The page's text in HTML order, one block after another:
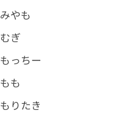
みやも
むぎ
もっちー
もも
もりたき